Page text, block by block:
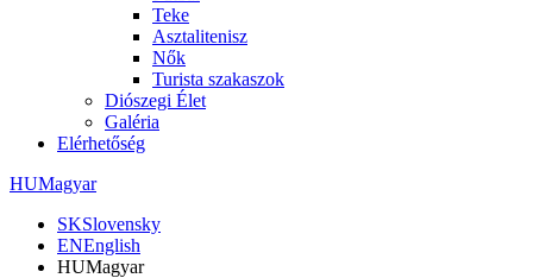
Teke
Asztalitenisz
Nők
Turista szakaszok
Diószegi Élet
Galéria
Elérhetőség
HUMagyar
SKSlovensky
ENEnglish
HUMagyar